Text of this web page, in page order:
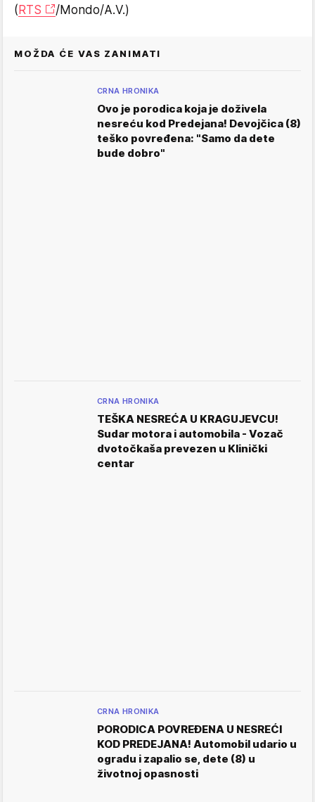
(RTS /Mondo/A.V.)
MOŽDA ĆE VAS ZANIMATI
CRNA HRONIKA
Ovo je porodica koja je doživela
nesreću kod Predejana! Devojčica (8)
teško povređena: "Samo da dete
bude dobro"
CRNA HRONIKA
TEŠKA NESREĆA U KRAGUJEVCU!
Sudar motora i automobila - Vozač
dvotočkaša prevezen u Klinički
centar
CRNA HRONIKA
PORODICA POVREĐENA U NESREĆI
KOD PREDEJANA! Automobil udario u
ogradu i zapalio se, dete (8) u
životnoj opasnosti